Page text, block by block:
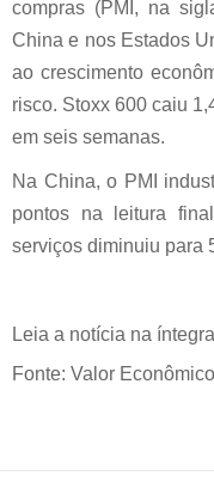
compras (PMI, na
China e nos Estados
ao crescimento
risco. Stoxx 600 caiu
em seis semanas.
Na China, o PMI
pontos na leitura
serviços diminuiu para
Leia a notícia na
Fonte: Valor Econômico